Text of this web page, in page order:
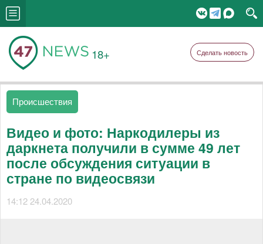
18+ Сделать новость
Происшествия
Видео и фото: Наркодилеры из
даркнета получили в сумме 49 лет
после обсуждения ситуации в
стране по видеосвязи
14:12 24.04.2020